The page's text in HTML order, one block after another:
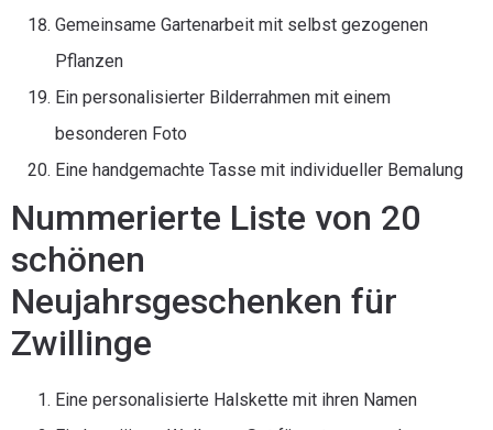
Gemeinsame Gartenarbeit mit selbst gezogenen
Pflanzen
Ein personalisierter Bilderrahmen mit einem
besonderen Foto
Eine handgemachte Tasse mit individueller Bemalung
Nummerierte Liste von 20
schönen
Neujahrsgeschenken für
Zwillinge
Eine personalisierte Halskette mit ihren Namen